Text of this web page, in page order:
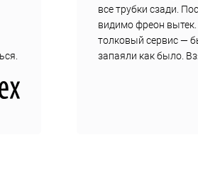
все трубки сзади.
видимо фреон
толковый сервис —
запаяли как было.